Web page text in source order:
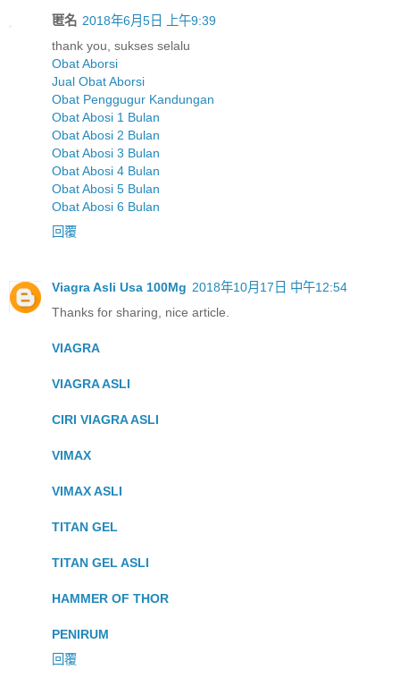
匿名 2018年6月5日 上午9:39
thank you, sukses selalu
Obat Aborsi
Jual Obat Aborsi
Obat Penggugur Kandungan
Obat Abosi 1 Bulan
Obat Abosi 2 Bulan
Obat Abosi 3 Bulan
Obat Abosi 4 Bulan
Obat Abosi 5 Bulan
Obat Abosi 6 Bulan
回覆
Viagra Asli Usa 100Mg 2018年10月17日 中午12:54
Thanks for sharing, nice article.
VIAGRA
VIAGRA ASLI
CIRI VIAGRA ASLI
VIMAX
VIMAX ASLI
TITAN GEL
TITAN GEL ASLI
HAMMER OF THOR
PENIRUM
回覆